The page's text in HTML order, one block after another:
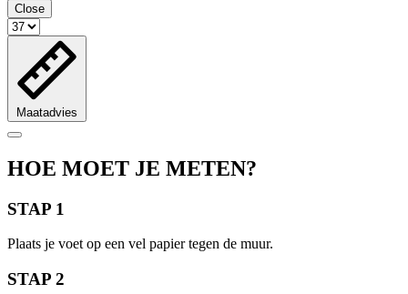
Close
Maatadvies
HOE MOET JE METEN?
STAP 1
Plaats je voet op een vel papier tegen de muur.
STAP 2